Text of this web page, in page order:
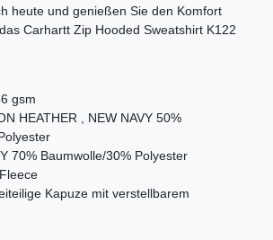
heute und genießen Sie den Komfort
Carhartt Zip Hooded Sweatshirt K122
gsm
HEATHER , NEW NAVY 50%
70% Baumwolle/30% Polyester
Kapuze mit verstellbarem